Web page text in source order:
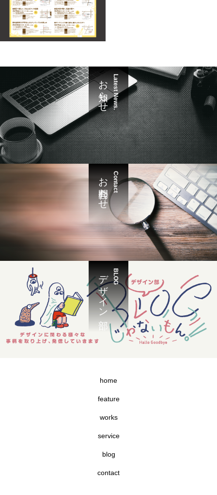
Latest News.
お知らせ
Contact
お問合わせ
BLOG
デザイン部
home
feature
works
service
blog
contact